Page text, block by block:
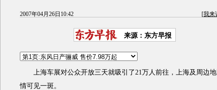
2007年04月26日10:42 [我来
来源：东方早报
上海车展对公众开放三天就吸引了21万人前往，上海及周边地
情可见一斑。